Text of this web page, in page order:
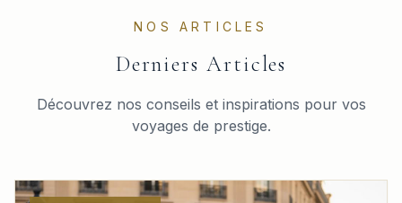
NOS ARTICLES
Derniers Articles
Découvrez nos conseils et inspirations pour vos
voyages de prestige.